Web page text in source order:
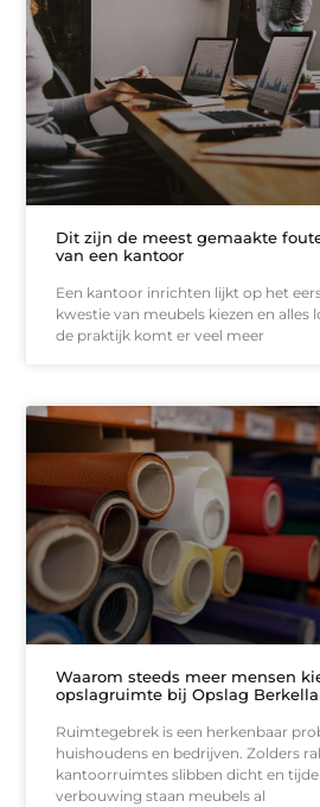
Dit zijn de meest gemaakte
van een kantoor
Een kantoor inrichten lijkt op het
kwestie van meubels kiezen en alles
de praktijk komt er veel meer
Waarom steeds meer mensen
opslagruimte bij Opslag
Ruimtegebrek is een herkenbaar
huishoudens en bedrijven. Zolders
kantoorruimtes slibben dicht en
verbouwing staan meubels al